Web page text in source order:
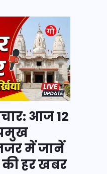
आज 12
में जानें
हर खबर